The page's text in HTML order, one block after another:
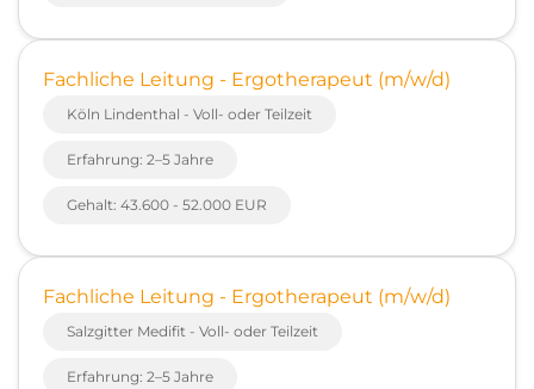
Fachliche Leitung - Ergotherapeut (m/w/d)
Köln Lindenthal - Voll- oder Teilzeit
Erfahrung: 2–5 Jahre
Gehalt: 43.600 - 52.000 EUR
Fachliche Leitung - Ergotherapeut (m/w/d)
Salzgitter Medifit - Voll- oder Teilzeit
Erfahrung: 2–5 Jahre